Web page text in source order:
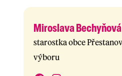
Miroslava Bechyňová
starostka obce
výboru